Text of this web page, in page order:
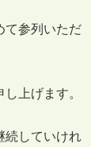
て参列いただ
上げます。
続していけれ